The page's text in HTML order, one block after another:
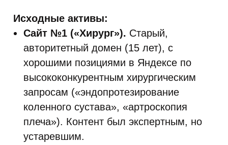
Исходные активы:
Сайт №1 («Хирург»). Старый,
авторитетный домен (15 лет), с
хорошими позициями в Яндексе по
высококонкурентным хирургическим
запросам («эндопротезирование
коленного сустава», «артроскопия
плеча»). Контент был экспертным, но
устаревшим.